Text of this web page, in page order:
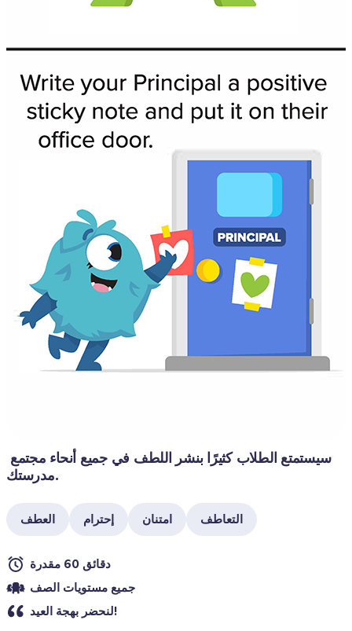
مدرستك.
العطف إحترام امتنان التعاطف
دقائق 60 مقدرة
جميع مستويات الصف
لنحضر بهجة العيد!